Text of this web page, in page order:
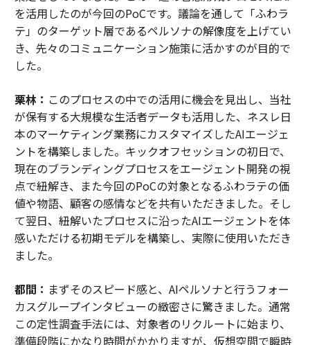
を活用したのが今回のPoCです。議論を通して「ふわラ
テ」のターゲット層であるペルソナの解像度を上げてい
き、先々のコミュニケーション施策に活かすのが目的で
した。
栗林： このプロセスの中での活用に機会を見出し、当社
が保有する大規模な生活者データも活用した、ネスレ日
本のマーケティング業務にカスタマイズしたAIエージェ
ントを構築しました。キックオフセッションの初日で、
現在のブランディングプロセスをエージェント開発の視
点で紐解き、また今回のPoCの対象となるふわラテの価
値や物語、顧客の感情などを共有いただきました。そし
て翌日、紐解いたプロセスに沿ったAIエージェントを体
感いただける初期モデルを構築し、実際に使用いただき
ました。
都間： まずそのスピード感と、AIペルソナと行うフォー
カスグループインタビューの緻密さに驚きました。通常
この定性調査手法には、対象者のリクルートに始まり、
準備段階にかなり時間がかかりますが、仮想空間で瞬時